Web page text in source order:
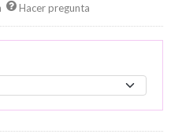
Hacer pregunta